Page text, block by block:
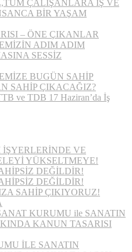
ÇALIŞANLARA İŞ VE
BİR YAŞAM
– ÖNE ÇIKANLAR
ADIM ADIM
SESSİZ
BUGÜN SAHİP
SAHİP ÇIKACAĞIZ?
ve TDB 17 Haziran’da İş
VE
YÜKSELTMEYE!
DEĞİLDİR!
DEĞİLDİR!
SAHİP ÇIKIYORUZ!
KURUMU ile SANATIN
KANUN TASARISI
İLE SANATIN